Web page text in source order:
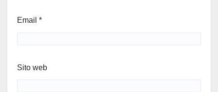
Email *
Sito web